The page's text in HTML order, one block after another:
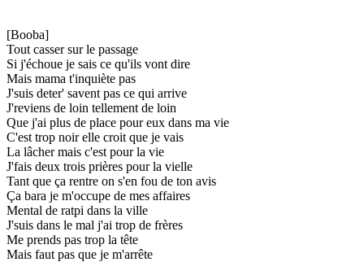
[Booba]
Tout casser sur le passage
Si j'échoue je sais ce qu'ils vont dire
Mais mama t'inquiète pas
J'suis deter' savent pas ce qui arrive
J'reviens de loin tellement de loin
Que j'ai plus de place pour eux dans ma vie
C'est trop noir elle croit que je vais
La lâcher mais c'est pour la vie
J'fais deux trois prières pour la vielle
Tant que ça rentre on s'en fou de ton avis
Ça bara je m'occupe de mes affaires
Mental de ratpi dans la ville
J'suis dans le mal j'ai trop de frères
Me prends pas trop la tête
Mais faut pas que je m'arrête